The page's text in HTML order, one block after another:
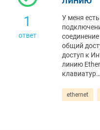
1
ответ
У меня
общий
доступ к
линию
клавиатур…
ethernet